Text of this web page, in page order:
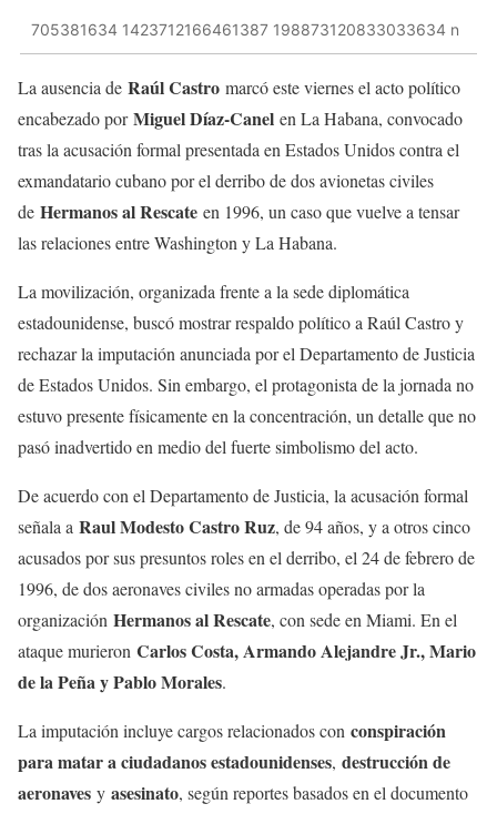
705381634 1423712166461387 198873120833033634 n
La ausencia de Raúl Castro marcó este viernes el acto político
encabezado porMiguel Díaz-Canel en La Habana, convocado
tras la acusación formal presentada en Estados Unidos contra el
exmandatario cubano por el derribo de dos avionetas civiles
de Hermanos al Rescate en 1996, un caso que vuelve a tensar
las relaciones entre Washington y La Habana.
La movilización, organizada frente a la sede diplomática
estadounidense, buscó mostrar respaldo político a Raúl Castro y
rechazar la imputación anunciada por el Departamento de Justicia
de Estados Unidos. Sin embargo, el protagonista de la jornada no
estuvo presente físicamente en la concentración, un detalle que no
pasó inadvertido en medio del fuerte simbolismo del acto.
De acuerdo con el Departamento de Justicia, la acusación formal
señala a Raul Modesto Castro Ruz, de 94 años, y a otros cinco
acusados por sus presuntos roles en el derribo, el 24 de febrero de
1996, de dos aeronaves civiles no armadas operadas por la
organización Hermanos al Rescate, con sede en Miami. En el
ataque murieron Carlos Costa, Armando Alejandre Jr., Mario
de la Peña y Pablo Morales.
La imputación incluye cargos relacionados con conspiración
para matar a ciudadanos estadounidenses, destrucción de
aeronaves y asesinato, según reportes basados en el documento